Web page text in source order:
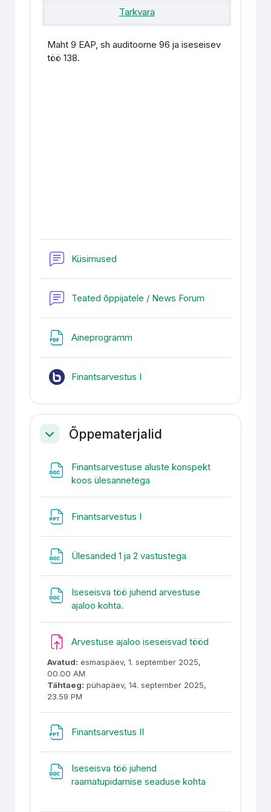
Tarkvara
Maht 9 EAP, sh auditoorne 96 ja iseseisev
töö 138.
Küsimused
Teated õppijatele / News Forum
Aineprogramm
Finantsarvestus I
AhendaÕppematerjalid
Finantsarvestuse aluste konspekt
koos ülesannetega
Finantsarvestus I
Ülesanded 1 ja 2 vastustega
Iseseisva töö juhend arvestuse
ajaloo kohta.
Arvestuse ajaloo iseseisvad tööd
Avatud: esmaspäev, 1. september 2025,
00.00 AM
Tähtaeg: pühapäev, 14. september 2025,
23.59 PM
Finantsarvestus II
Iseseisva töö juhend
raamatupidamise seaduse kohta